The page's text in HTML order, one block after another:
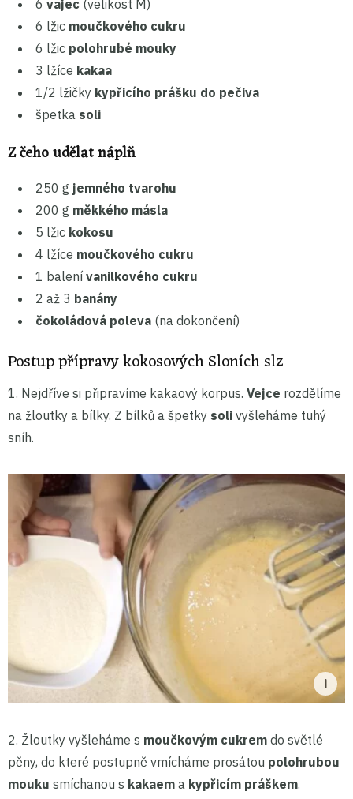
6 vajec (velikost M)
6 lžic moučkového cukru
6 lžic polohrubé mouky
3 lžíce kakaa
1/2 lžičky kypřicího prášku do pečiva
špetka soli
Z čeho udělat náplň
250 g jemného tvarohu
200 g měkkého másla
5 lžic kokosu
4 lžíce moučkového cukru
1 balení vanilkového cukru
2 až 3 banány
čokoládová poleva (na dokončení)
Postup přípravy kokosových Sloních slz
1. Nejdříve si připravíme kakaový korpus. Vejce rozdělíme
na žloutky a bílky. Z bílků a špetky soli vyšleháme tuhý
sníh.
2. Žloutky vyšleháme s moučkovým cukrem do světlé
pěny, do které postupně vmícháme prosátou polohrubou
mouku smíchanou s kakaem a kypřicím práškem.